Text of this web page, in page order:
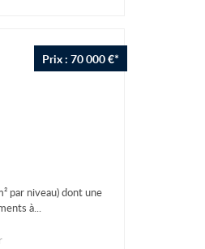
Prix : 70 000 €*
par niveau) dont une
à...